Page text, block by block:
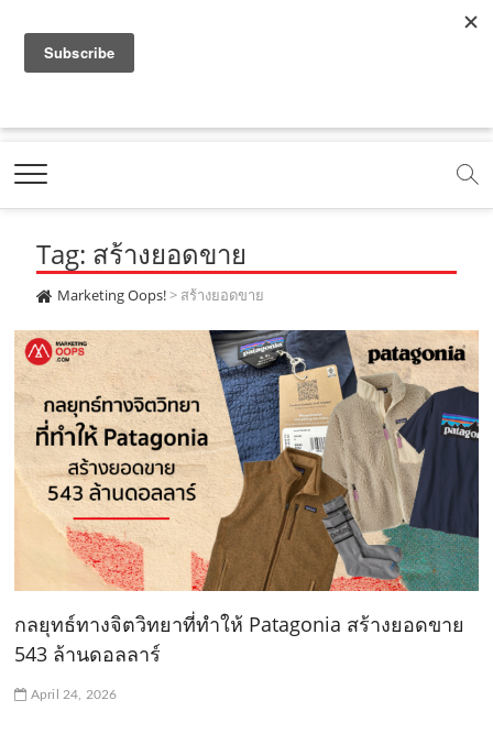
a
e
b
o
o
k
.
c
o
m
o
t
b
e
.
c
o
m
.
o
e
m
e
t
g
r
a
m
c
o
m
t
k
.
c
o
m
Marketing Oops!
DIGITAL | CREATIVE | ADVERTISING | CAMPAIGN |
Tag: สร้างยอดขาย
Marketing Oops!> สร้างยอดขาย
กลยุทธ์ทางจิตวิทยาที่ทำให้ Patagonia สร้างยอดขาย
543 ล้านดอลลาร์
April 24, 2026